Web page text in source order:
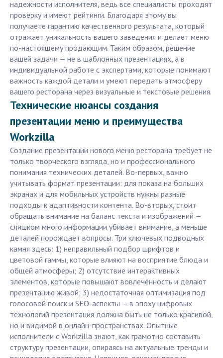
надежности исполнителя, ведь все специалисты проходят
проверку и имеют рейтинги. Благодаря этому вы
получаете гарантию качественного результата, который
отражает уникальность вашего заведения и делает меню
по-настоящему продающим. Таким образом, решение
вашей задачи — не в шаблонных презентациях, а в
индивидуальной работе с экспертами, которые понимают
важность каждой детали и умеют передать атмосферу
вашего ресторана через визуальные и текстовые решения.
Технические нюансы создания
презентации меню и преимущества
Workzilla
Создание презентации нового меню ресторана требует не
только творческого взгляда, но и профессионального
понимания технических деталей. Во-первых, важно
учитывать формат презентации: для показа на больших
экранах и для мобильных устройств нужны разные
подходы к адаптивности контента. Во-вторых, стоит
обращать внимание на баланс текста и изображений —
слишком много информации убивает внимание, а меньше
деталей порождает вопросы. Три ключевых подводных
камня здесь: 1) неправильный подбор шрифтов и
цветовой гаммы, которые влияют на восприятие блюда и
общей атмосферы; 2) отсутствие интерактивных
элементов, которые повышают вовлечённость и делают
презентацию живой; 3) недостаточная оптимизация под
голосовой поиск и SEO-аспекты — в эпоху цифровых
технологий презентация должна быть не только красивой,
но и видимой в онлайн-пространствах. Опытные
исполнители с Workzilla знают, как грамотно составить
структуру презентации, опираясь на актуальные тренды и